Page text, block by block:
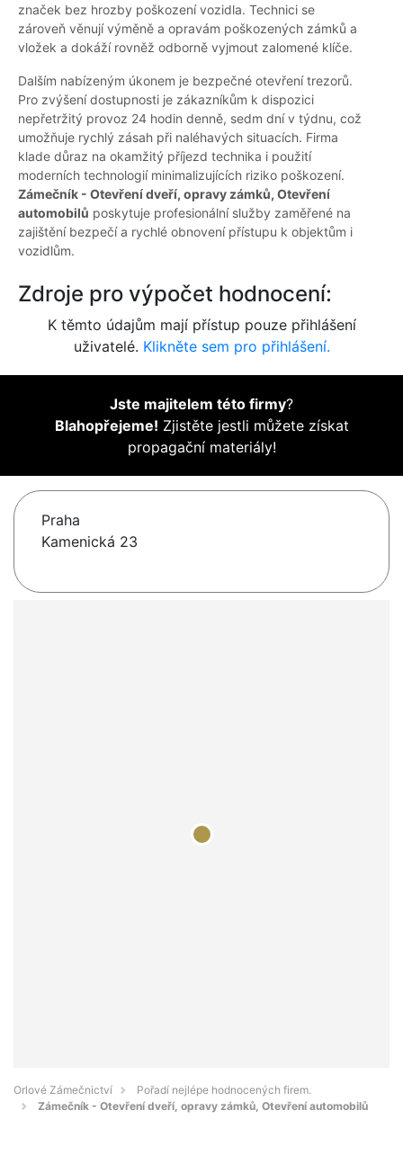
značek bez hrozby poškození vozidla. Technici se
zároveň věnují výměně a opravám poškozených zámků a
vložek a dokáží rovněž odborně vyjmout zalomené klíče.
Dalším nabízeným úkonem je bezpečné otevření trezorů.
Pro zvýšení dostupnosti je zákazníkům k dispozici
nepřetržitý provoz 24 hodin denně, sedm dní v týdnu, což
umožňuje rychlý zásah při naléhavých situacích. Firma
klade důraz na okamžitý příjezd technika i použití
moderních technologií minimalizujících riziko poškození.
Zámečník - Otevření dveří, opravy zámků, Otevření
automobilů poskytuje profesionální služby zaměřené na
zajištění bezpečí a rychlé obnovení přístupu k objektům i
vozidlům.
Zdroje pro výpočet hodnocení:
K těmto údajům mají přístup pouze přihlášení
uživatelé. Klikněte sem pro přihlášení.
Jste majitelem této firmy?
Blahopřejeme! Zjistěte jestli můžete získat
propagační materiály!
Praha
Kamenická 23
Orlové Zámečnictví
Pořadí nejlépe hodnocených firem.
Zámečník - Otevření dveří, opravy zámků, Otevření automobilů